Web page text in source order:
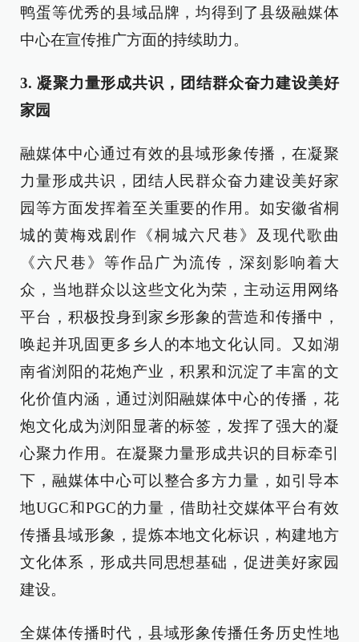
鸭蛋等优秀的县域品牌，均得到了县级融媒体
中心在宣传推广方面的持续助力。
3. 凝聚力量形成共识，团结群众奋力建设美好
家园
融媒体中心通过有效的县域形象传播，在凝聚
力量形成共识，团结人民群众奋力建设美好家
园等方面发挥着至关重要的作用。如安徽省桐
城的黄梅戏剧作《桐城六尺巷》及现代歌曲
《六尺巷》等作品广为流传，深刻影响着大
众，当地群众以这些文化为荣，主动运用网络
平台，积极投身到家乡形象的营造和传播中，
唤起并巩固更多乡人的本地文化认同。又如湖
南省浏阳的花炮产业，积累和沉淀了丰富的文
化价值内涵，通过浏阳融媒体中心的传播，花
炮文化成为浏阳显著的标签，发挥了强大的凝
心聚力作用。在凝聚力量形成共识的目标牵引
下，融媒体中心可以整合多方力量，如引导本
地UGC和PGC的力量，借助社交媒体平台有效
传播县域形象，提炼本地文化标识，构建地方
文化体系，形成共同思想基础，促进美好家园
建设。
全媒体传播时代，县域形象传播任务历史性地